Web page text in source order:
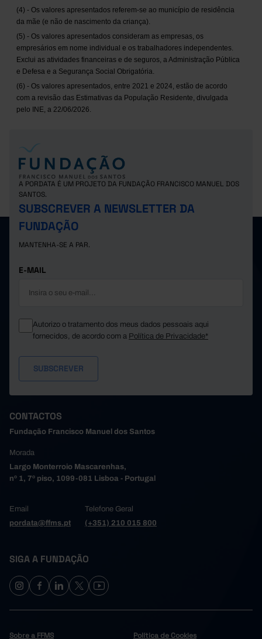
(4) - Os valores apresentados referem-se ao município de residência
da mãe (e não de nascimento da criança).
(5) - Os valores apresentados consideram as empresas, os
empresários em nome individual e os trabalhadores independentes.
Exclui as atividades financeiras e de seguros, a Administração Pública
e Defesa e a Segurança Social Obrigatória.
(6) - Os valores apresentados, entre 2021 e 2024, estão de acordo
com a revisão das Estimativas da População Residente, divulgada
pelo INE, a 22/06/2026.
A PORDATA É UM PROJETO DA FUNDAÇÃO FRANCISCO MANUEL DOS
SANTOS.
SUBSCREVER A NEWSLETTER DA
FUNDAÇÃO
MANTENHA-SE A PAR.
E-MAIL
Autorizo o tratamento dos meus dados pessoais aqui
fornecidos, de acordo com a Política de Privacidade*
CONTACTOS
Fundação Francisco Manuel dos Santos
Morada
Largo Monterroio Mascarenhas,
nº 1, 7º piso, 1099-081 Lisboa - Portugal
Email
pordata@ffms.pt
Telefone Geral
(+351) 210 015 800
SIGA A FUNDAÇÃO
Sobre a FFMS Política de Cookies